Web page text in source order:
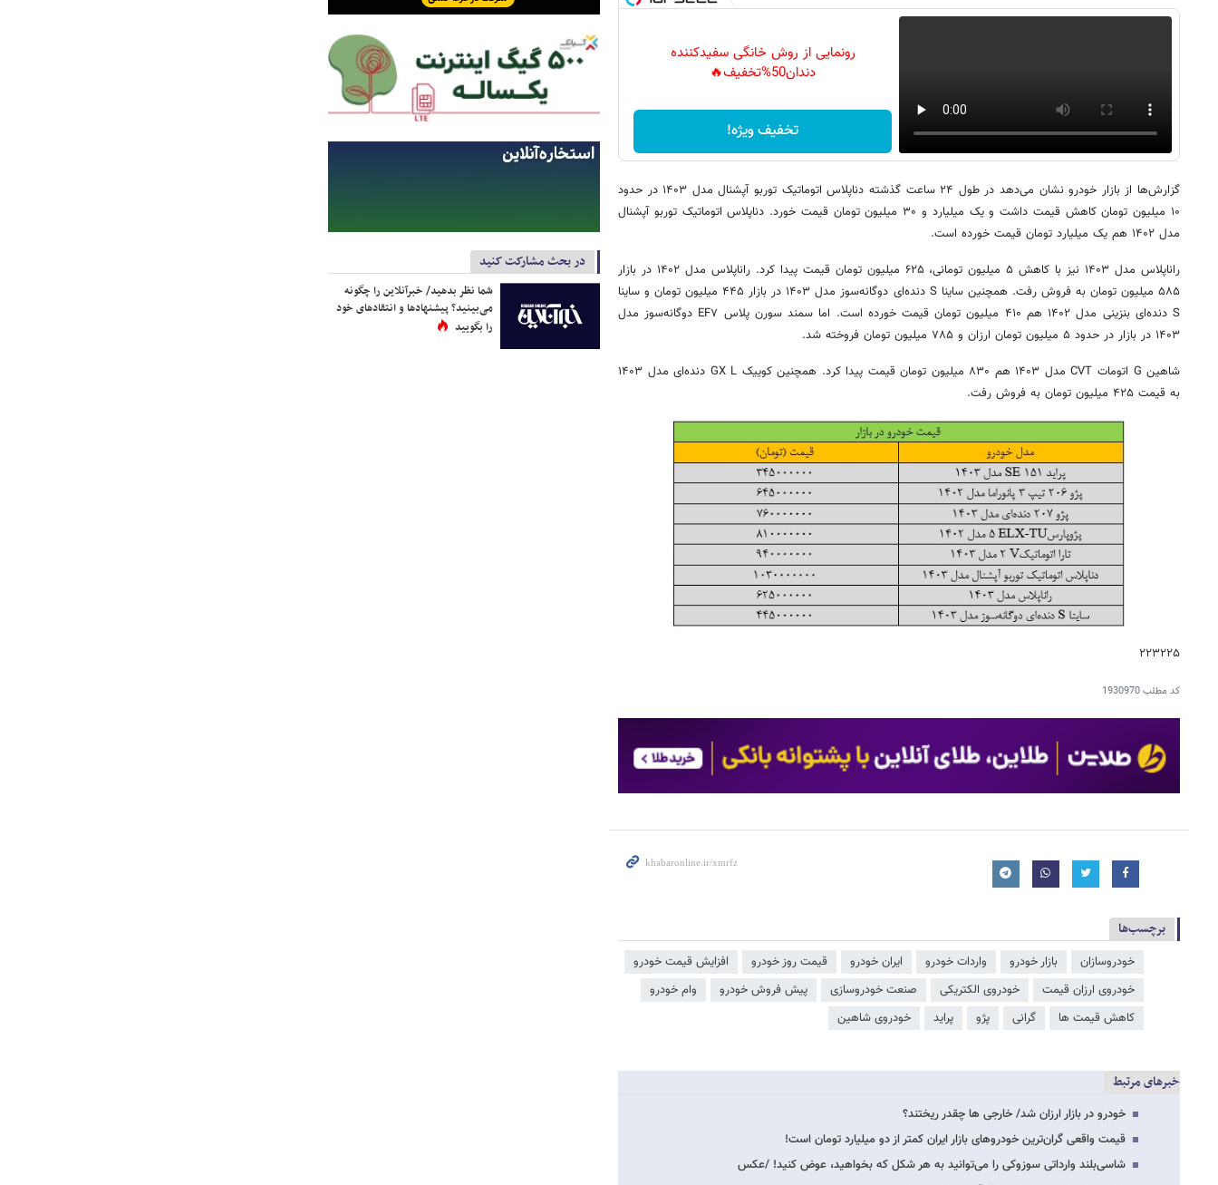
رونمایی از روش خانگی سفیدکننده
دندان50%تخفیف🔥
تخفیف ویژه!
گزارش‌ها از بازار خودرو نشان می‌دهد در طول ۲۴ ساعت گذشته دناپلاس اتوماتیک توربو آپشنال مدل ۱۴۰۳ در حدود
۱۰ میلیون تومان کاهش قیمت داشت و یک میلیارد و ۳۰ میلیون تومان قیمت خورد. دناپلاس اتوماتیک توربو آپشنال
مدل ۱۴۰۲ هم یک میلیارد تومان قیمت خورده است.
راناپلاس مدل ۱۴۰۳ نیز با کاهش ۵ میلیون تومانی، ۶۲۵ میلیون تومان قیمت پیدا کرد. راناپلاس مدل ۱۴۰۲ در بازار
۵۸۵ میلیون تومان به فروش رفت. همچنین ساینا S دنده‌ای دوگانه‌سوز مدل ۱۴۰۳ در بازار ۴۴۵ میلیون تومان و ساینا
S دنده‌ای بنزینی مدل ۱۴۰۲ هم ۴۱۰ میلیون تومان قیمت خورده است. اما سمند سورن پلاس EF۷ دوگانه‌سوز مدل
۱۴۰۳ در بازار در حدود ۵ میلیون تومان ارزان و ۷۸۵ میلیون تومان فروخته شد.
شاهین G اتومات CVT مدل ۱۴۰۳ هم ۸۳۰ میلیون تومان قیمت پیدا کرد. همچنین کوییک GX L دنده‌ای مدل ۱۴۰۳
به قیمت ۴۲۵ میلیون تومان به فروش رفت.
۲۲۳۲۲۵
کد مطلب1930970
برچسب‌ها
خودروسازان بازار خودرو واردات خودرو ایران خودرو قیمت روز خودرو
افزایش قیمت خودرو
خودروی ارزان قیمت
خودروی الکتریکی صنعت خودروسازی پیش فروش خودرو
وام خودرو
کاهش قیمت ها
گرانی پژو پراید خودروی شاهین
خبرهای مرتبط
خودرو در بازار ارزان شد/ خارجی ها چقدر ریختند؟
قیمت واقعی گران‌ترین خودروهای بازار ایران کمتر از دو میلیارد تومان است!
شاسی‌بلند وارداتی سوزوکی را می‌توانید به هر شکل که بخواهید، عوض کنید! /عکس
در بحث مشارکت کنید
شما نظر بدهید/ خبرآنلاین را چگونه
می‌بینید؟ پیشنهادها و انتقادهای خود
را بگویید